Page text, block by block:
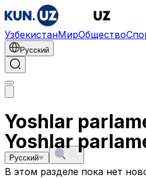
УзбекистанМирОбщество
Русский
Yoshlar
Русский
Yoshlar
В этом разделе пока нет